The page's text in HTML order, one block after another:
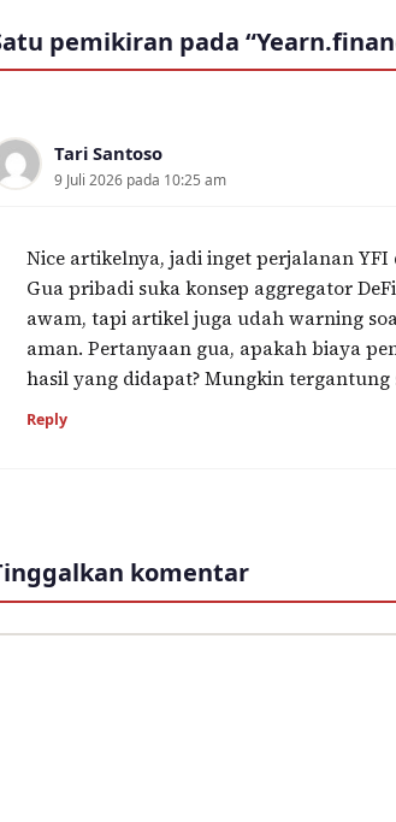
pemikiran pada
Tari Santoso
9 Juli 2026 pada 10:25 am
Nice artikelnya, jadi inget perjalanan
Gua pribadi suka konsep aggregator
awam, tapi artikel juga udah warning
aman. Pertanyaan gua, apakah biaya
hasil yang didapat? Mungkin tergantung
Reply
komentar